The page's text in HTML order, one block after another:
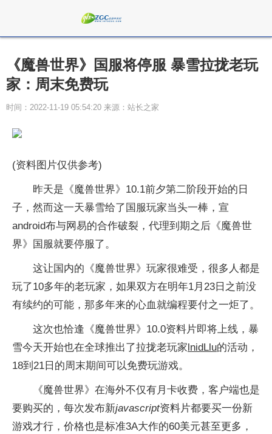
《魔兽世界》国服将停服 暴雪拉拢老玩
家：周末免费玩
时间：2022-11-19 05:54:20 来源：站长之家
(资料图片仅供参考)
昨天是《魔兽世界》10.1前夕第二阶段开始的日
子，然而这一天暴雪给了国服玩家当头一棒，宣
android布与网易的合作破裂，代理到期之后《魔兽世
界》国服就要停服了。
这让国内的《魔兽世界》玩家很难受，很多人都是
玩了10多年的老玩家，如果双方在明年1月23日之前没
有续约的可能，那多年来的心血就编程要付之一炬了。
这次也恰逢《魔兽世界》10.0资料片即将上线，暴
雪今天开始也在全球推出了拉拢老玩家lnidLlu的活动，
18到21日的周末期间可以免费玩游戏。
《魔兽世界》在海外不仅有月卡收费，客户端也是
要购买的，每次发布新javascript资料片都要买一份新
游戏才行，价格也是标准3A大作的60美元甚至更多，